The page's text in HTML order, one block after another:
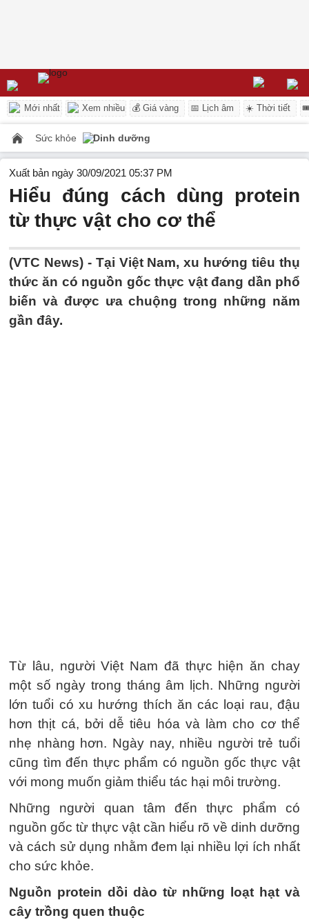
Mới nhất Xem nhiều 💰 Giá vàng 📅 Lịch âm ☀️ Thời tiết
Sức khỏe Dinh dưỡng
Xuất bản ngày 30/09/2021 05:37 PM
Hiểu đúng cách dùng protein
từ thực vật cho cơ thể
(VTC News) - Tại Việt Nam, xu hướng tiêu thụ
thức ăn có nguồn gốc thực vật đang dần phổ
biến và được ưa chuộng trong những năm
gần đây.
Từ lâu, người Việt Nam đã thực hiện ăn chay
một số ngày trong tháng âm lịch. Những người
lớn tuổi có xu hướng thích ăn các loại rau, đậu
hơn thịt cá, bởi dễ tiêu hóa và làm cho cơ thể
nhẹ nhàng hơn. Ngày nay, nhiều người trẻ tuổi
cũng tìm đến thực phẩm có nguồn gốc thực vật
với mong muốn giảm thiểu tác hại môi trường.
Những người quan tâm đến thực phẩm có
nguồn gốc từ thực vật cần hiểu rõ về dinh dưỡng
và cách sử dụng nhằm đem lại nhiều lợi ích nhất
cho sức khỏe.
Nguồn protein dồi dào từ những loạt hạt và
cây trồng quen thuộc